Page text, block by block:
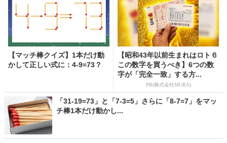
【マッチ棒クイズ】1本だけ動
かして正しい式に：4-9=73？
【昭和43年以前生まれはロト６
この数字を買うべき】6つの数
字が「完全一致」する方...
PR(株式会社MURA)
「31-19=73」と「7-3=5」さらに「8-7=7」をマッ
チ棒1本だけ動かし...